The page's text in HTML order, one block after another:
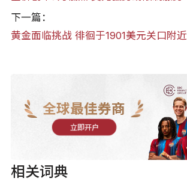
下一篇：
黄金面临挑战 徘徊于1901美元关口附近
全球最佳券商
立即开户
相关词典